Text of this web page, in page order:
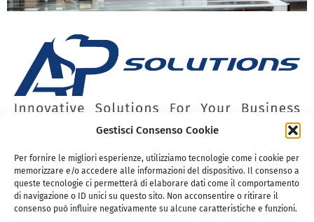
Gestisci Consenso Cookie
Per fornire le migliori esperienze, utilizziamo tecnologie come i cookie per
memorizzare e/o accedere alle informazioni del dispositivo. Il consenso a
queste tecnologie ci permetterà di elaborare dati come il comportamento
di navigazione o ID unici su questo sito. Non acconsentire o ritirare il
consenso può influire negativamente su alcune caratteristiche e funzioni.
Assistenza
Privacy Policy